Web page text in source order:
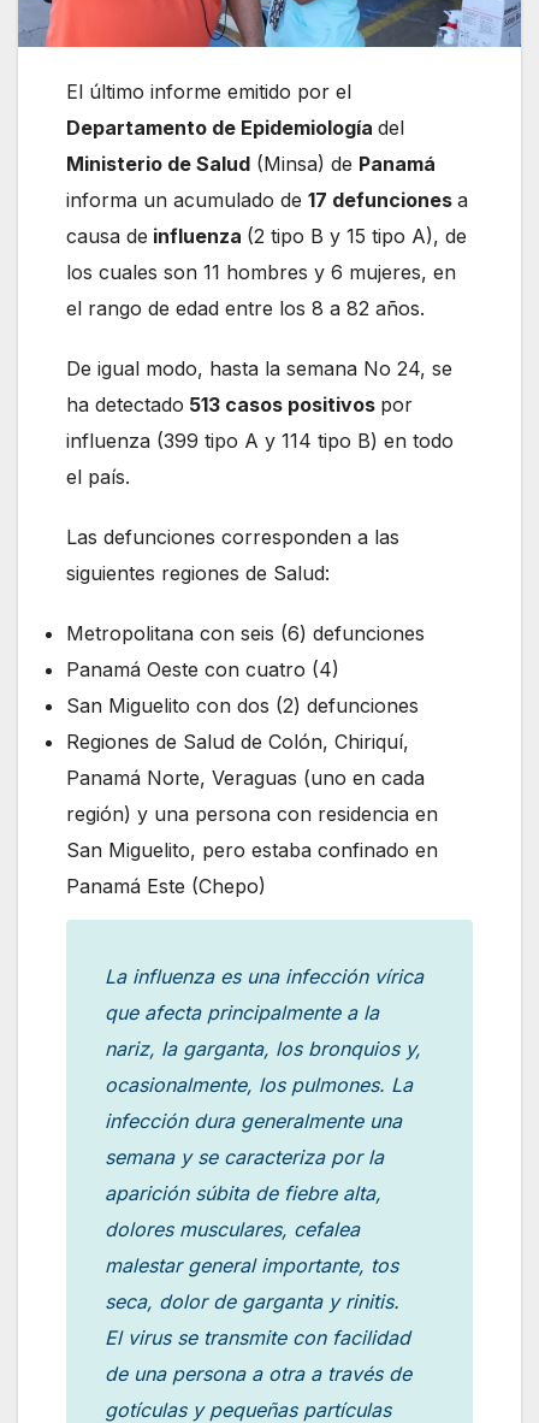
El último informe emitido por el
Departamento de Epidemiología del
Ministerio de Salud (Minsa) de Panamá
informa un acumulado de 17 defunciones a
causa de influenza (2 tipo B y 15 tipo A), de
los cuales son 11 hombres y 6 mujeres, en
el rango de edad entre los 8 a 82 años.
De igual modo, hasta la semana No 24, se
ha detectado 513 casos positivos por
influenza (399 tipo A y 114 tipo B) en todo
el país.
Las defunciones corresponden a las
siguientes regiones de Salud:
Metropolitana con seis (6) defunciones
Panamá Oeste con cuatro (4)
San Miguelito con dos (2) defunciones
Regiones de Salud de Colón, Chiriquí,
Panamá Norte, Veraguas (uno en cada
región) y una persona con residencia en
San Miguelito, pero estaba confinado en
Panamá Este (Chepo)
La influenza es una infección vírica
que afecta principalmente a la
nariz, la garganta, los bronquios y,
ocasionalmente, los pulmones. La
infección dura generalmente una
semana y se caracteriza por la
aparición súbita de fiebre alta,
dolores musculares, cefalea
malestar general importante, tos
seca, dolor de garganta y rinitis.
El virus se transmite con facilidad
de una persona a otra a través de
gotículas y pequeñas partículas